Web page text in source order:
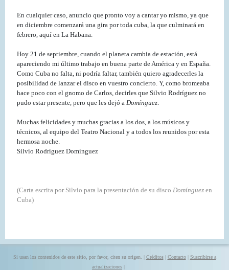
En cualquier caso, anuncio que pronto voy a cantar yo mismo, ya que
en diciembre comenzará una gira por toda cuba, la que culminará en
febrero, aquí en La Habana.
Hoy 21 de septiembre, cuando el planeta cambia de estación, está
apareciendo mi último trabajo en buena parte de América y en España.
Como Cuba no falta, ni podría faltar, también quiero agradecerles la
posibilidad de lanzar el disco en vuestro concierto. Y, como bromeaba
hace poco con el gnomo de Carlos, decirles que Silvio Rodríguez no
pudo estar presente, pero que les dejó a Domínguez.
Muchas felicidades y muchas gracias a los dos, a los músicos y
técnicos, al equipo del Teatro Nacional y a todos los reunidos por esta
hermosa noche.
Silvio Rodríguez Domínguez
(Carta escrita por Silvio para la presentación de su disco Domínguez en
Cuba)
Si usan los contenidos de este sitio, por favor, citen su origen. | Créditos| Contacto| Suscribirse a
actualizaciones |